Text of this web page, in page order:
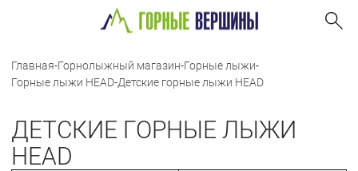
Главная-Горнолыжный магазин-Горные лыжи-
Горные лыжи HEAD-Детские горные лыжи HEAD
ДЕТСКИЕ ГОРНЫЕ ЛЫЖИ
HEAD